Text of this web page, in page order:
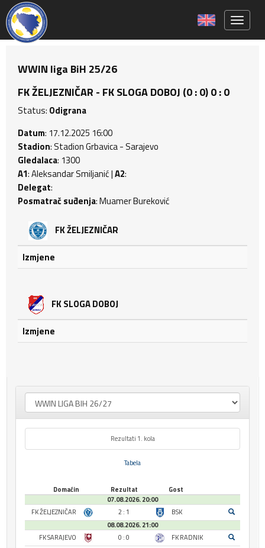
WWIN liga BiH 25/26
FK ŽELJEZNIČAR - FK SLOGA DOBOJ (0 : 0) 0 : 0
Status: Odigrana
Datum: 17.12.2025 16:00
Stadion: Stadion Grbavica - Sarajevo
Gledalaca: 1300
A1: Aleksandar Smiljanić |A2:
Delegat:
Posmatrač suđenja: Muamer Bureković
FK ŽELJEZNIČAR
Izmjene
FK SLOGA DOBOJ
Izmjene
Rezultati 1. kola
Tabela
Domaćin Rezultat
Gost
07.08.2026. 20:00
FK ŽELJEZNIČAR
2 : 1
BSK
08.08.2026. 21:00
FK SARAJEVO
0 : 0
FK RADNIK